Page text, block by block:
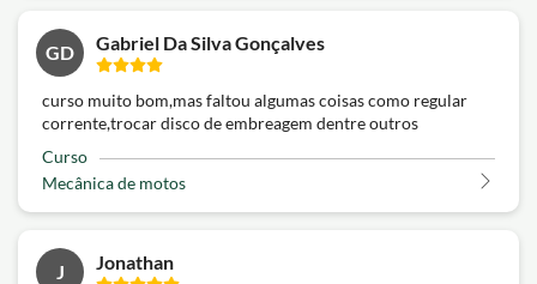
GD Gabriel Da Silva Gonçalves
curso muito bom,mas faltou algumas coisas como regular
corrente,trocar disco de embreagem dentre outros
Curso
Mecânica de motos
J Jonathan